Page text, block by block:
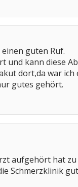
guten Ruf.
und kann diese
dort,da war
gutes gehört.
aufgehört hat
Schmerzklinik